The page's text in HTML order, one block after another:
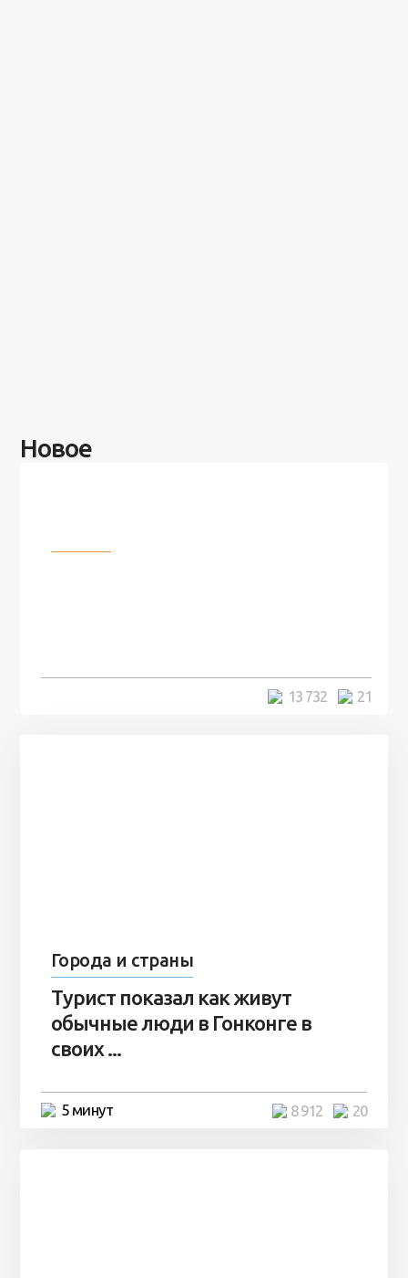
Новое
21
13 732
Города и страны
Турист показал как живут
обычные люди в Гонконге в
своих ...
5 минут 20
8 912